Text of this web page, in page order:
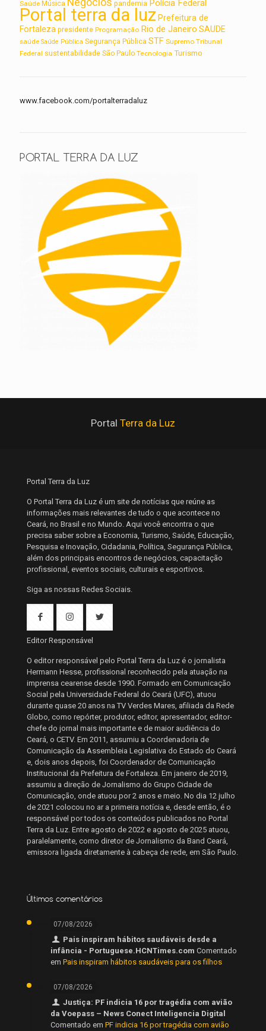
Saúde Música pandemia Polícia Federal
Portal terra da luz Prefeitura de
Fortaleza presidente Programação Rio de Janeiro SAUDE
saúde Saúde Pública Segurança Pública STF Supremo Tribunal
Federal sustentabilidade São Paulo Tecnologia Turismo
www.facebook.com/portalterradaluz
PORTAL TERRA DA LUZ
Portal Terra da Luz
Portal Terra da Luz
O Portal Terra da Luz é um site de notícias que reúne as
informações mais relevantes de tudo o que acontece no
Ceará, no Brasil e no Mundo. Aqui você encontra o que
precisa saber sobre a Economia, Turismo, Saúde, Educação,
Pesquisa e Inovação, Cidadania, Política, Segurança Pública,
além dos principais encontros de negócios, capacitação
profissional, eventos sociais, culturais e esportivos.
Siga as nossas Redes Sociais.
Editor Responsável
O editor responsável pelo Portal Terra da Luz é o jornalista
Hermann Hesse, profissional reconhecido pela atuação na
imprensa cearense desde 1990. Formado em Comunicação
Social pela Universidade Federal do Ceará (UFC), atuou
durante quase 20 anos na TV Verdes Mares, afiliada da Rede
Globo, como repórter, produtor, editor, apresentador, editor-
chefe do jornal mais importante e de maior audiência do
Ceará, o CETV. Em 2011, assumiu a Coordenadoria de
Comunicação da Assembleia Legislativa do Estado do Ceará
e, dois anos depois, foi Coordenador de Comunicação
Institucional da Prefeitura de Fortaleza. Em janeiro de 2019,
assumiu a direção de Jornalismo do Grupo Cidade de
Comunicação, onde atuou por 2 anos e meio. No dia 12 julho
de 2021 colocou no ar a primeira notícia e, desde então, é o
responsável por todos os conteúdos publicados no Portal
Terra da Luz. Entre agosto de 2022 e agosto de 2025 atuou,
paralelamente, como diretor de Jornalismo da Band Ceará,
emissora ligada diretamente à cabeça de rede, em São Paulo.
Últimos comentários
07/08/2026
Pais inspiram hábitos saudáveis desde a
infância - Portuguese.HCNTimes.com Comentado
em Pais inspiram hábitos saudáveis para os filhos
07/08/2026
Justiça: PF indicia 16 por tragédia com avião
da Voepass – News Conect Inteligencia Digital
Comentado em PF indicia 16 por tragédia com avião